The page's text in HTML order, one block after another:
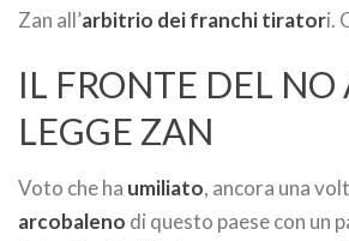
Zan all’arbitrio dei franchi tiratori.
IL FRONTE DEL NO
LEGGE ZAN
Voto che ha umiliato, ancora una
arcobaleno di questo paese con un